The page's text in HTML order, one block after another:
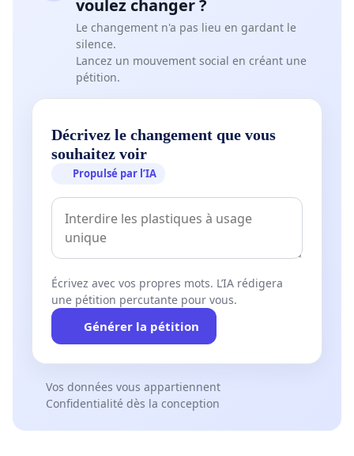
voulez changer ?
Le changement n'a pas lieu en gardant le
silence.
Lancez un mouvement social en créant une
pétition.
Décrivez le changement que vous
souhaitez voir
Propulsé par l’IA
Écrivez avec vos propres mots. L’IA rédigera
une pétition percutante pour vous.
Générer la pétition
Vos données vous appartiennent
Confidentialité dès la conception